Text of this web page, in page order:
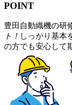
POINT
豊田自動織機の研
ト！ しっかり基本
の方でも安心して